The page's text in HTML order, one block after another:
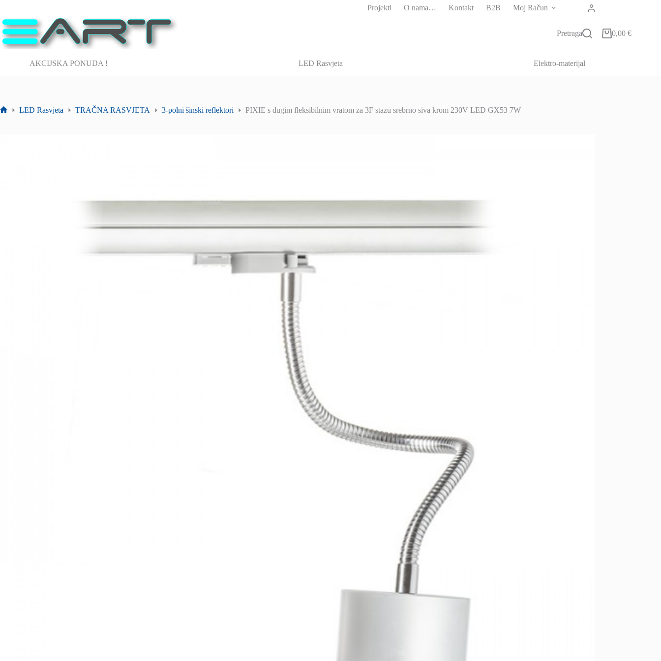
sadržaj
Projekti O nama… Kontakt B2B Moj Račun
Pretraga Košarica
0,00 €
AKCIJSKA PONUDA ! LED Rasvjeta Elektro-materijal
LED Rasvjeta TRAČNA RASVJETA 3-polni šinski reflektori PIXIE s dugim fleksibilnim vratom za 3F stazu srebrno siva krom 230V LED GX53 7W